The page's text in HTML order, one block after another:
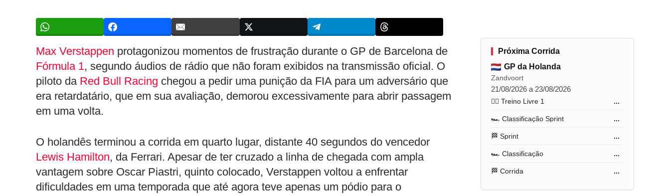
Max Verstappen protagonizou momentos de frustração durante o GP de Barcelona de
Fórmula 1, segundo áudios de rádio que não foram exibidos na transmissão oficial. O
piloto da Red Bull Racing chegou a pedir uma punição da FIA para um adversário que
era retardatário, que em sua avaliação, demorou excessivamente para abrir passagem
em uma volta.
O holandês terminou a corrida em quarto lugar, distante 40 segundos do vencedor
Lewis Hamilton, da Ferrari. Apesar de ter cruzado a linha de chegada com ampla
vantagem sobre Oscar Piastri, quinto colocado, Verstappen voltou a enfrentar
dificuldades em uma temporada que até agora teve apenas um pódio para o
Próxima Corrida
GP da Holanda
Zandvoort
21/08/2026 a 23/08/2026
🏋️‍♂️ Treino Livre 1 ...
🏎️ Classificação Sprint ...
🏁 Sprint ...
🏎️ Classificação ...
🏁 Corrida ...